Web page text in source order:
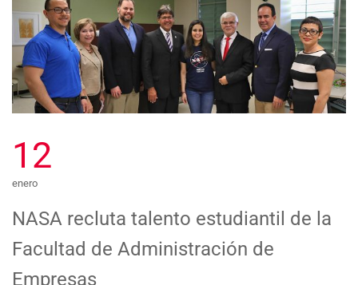
12
enero
NASA recluta talento estudiantil de la
Facultad de Administración de
Empresas